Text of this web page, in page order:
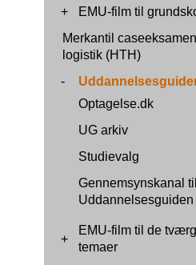
+
EMU-film til
Merkantil
logistik (HTH)
-
Optagelse.dk
UG arkiv
Studievalg
Gennemsynskanal til
Uddannelsesguiden
+
EMU-film til de
temaer